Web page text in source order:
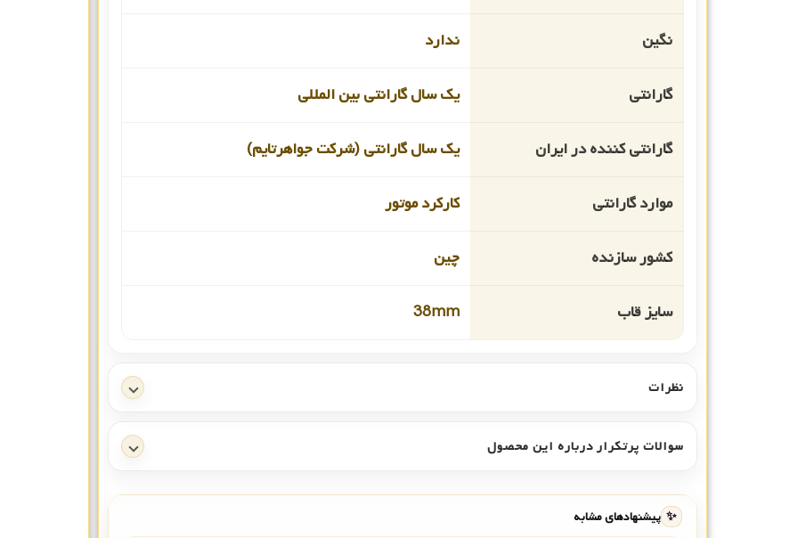
نگین ندارد
گارانتی یک سال گارانتی بین المللی
گارانتی کننده در ایران یک سال گارانتی (شرکت جواهرتایم)
موارد گارانتی کارکرد موتور
کشور سازنده چین
سایز قاب 38mm
نظرات
سوالات پرتکرار درباره این محصول
✨ پیشنهادهای مشابه